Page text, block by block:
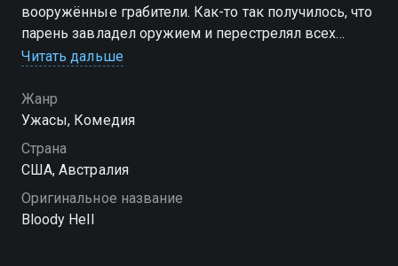
вооружённые грабители. Как-то так получилось, что
парень завладел оружием и перестрелял всех
злоумышленников, но в процессе погибла
Читать дальше
Жанр
Ужасы, Комедия
Страна
США, Австралия
Оригинальное название
Bloody Hell